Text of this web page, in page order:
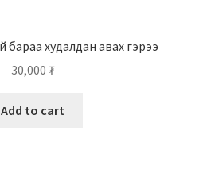
бараа худалдан авах гэрээ
30,000 ₮
Add to cart